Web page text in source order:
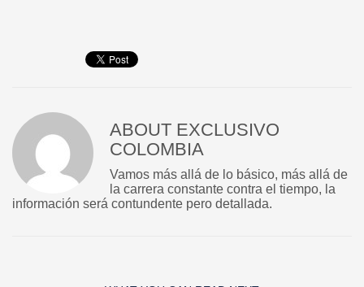
ABOUT EXCLUSIVO
COLOMBIA
Vamos más allá de lo básico, más allá de
la carrera constante contra el tiempo, la
información será contundente pero detallada.